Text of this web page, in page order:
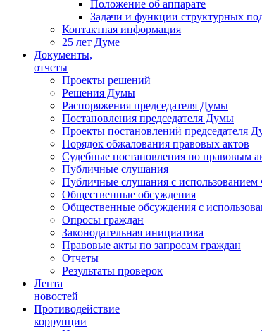
Положение об аппарате
Задачи и функции структурных
Контактная информация
25 лет Думе
Документы,
отчеты
Проекты решений
Решения Думы
Распоряжения председателя Думы
Постановления председателя Думы
Проекты постановлений председателя
Порядок обжалования правовых актов
Судебные постановления по правовым
Публичные слушания
Публичные слушания с
Общественные обсуждения
Общественные обсуждения с
Опросы граждан
Законодательная инициатива
Правовые акты по запросам граждан
Отчеты
Результаты проверок
Лента
новостей
Противодействие
коррупции